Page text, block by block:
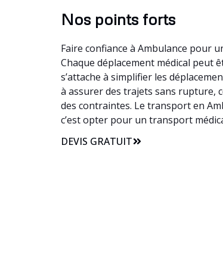
Nos points forts
Faire confiance à Ambulance pour
Chaque déplacement médical peut
s’attache à simplifier les
à assurer des trajets sans rupture,
des contraintes. Le transport en
c’est opter pour un transport
DEVIS GRATUIT